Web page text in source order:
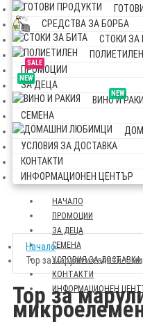
СРЕДСТВА ЗА БОРБА
СТОКИ ЗА
ПОЛИЕТИЛЕН
SALE
ПРОМОЦИИ
NEW
ЗА ДЕЦА
NEW
ВИНО И
СЕМЕНА
УСЛОВИЯ ЗА ДОСТАВКА
КОНТАКТИ
ИНФОРМАЦИОНЕН ЦЕНТЪР
НАЧАЛО
ПРОМОЦИИ
ЗА ДЕЦА
СЕМЕНА
УСЛОВИЯ ЗА ДОСТАВКА
КОНТАКТИ
ИНФОРМАЦИОНЕН
Начало
Тор за марули и салати +
Тор за